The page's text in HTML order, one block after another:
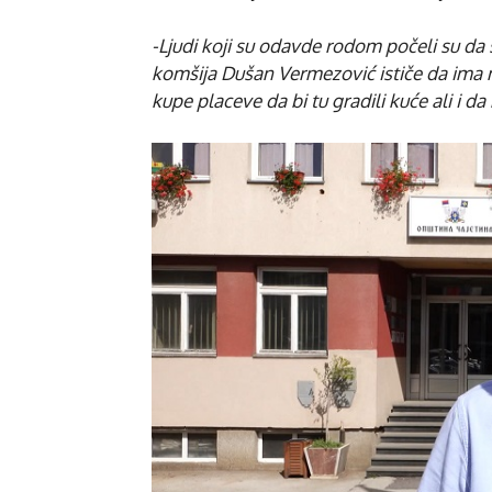
-Ljudi koji su odavde rodom počeli su da
komšija Dušan Vermezović ističe da
kupe placeve da bi tu gradili kuće ali i